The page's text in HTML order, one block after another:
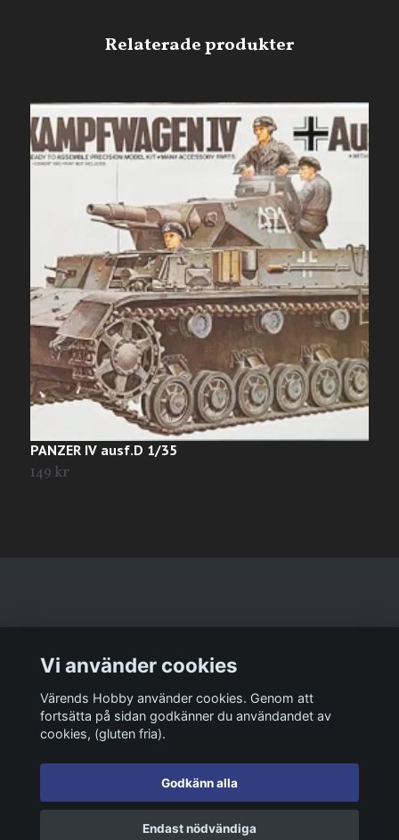
PANZER IV ausf.D 1/35
149 kr
Sociala medier
© 2026 Värends Hobby
Vi använder cookies
Värends Hobby använder cookies. Genom att
fortsätta på sidan godkänner du användandet av
cookies, (gluten fria).
Godkänn alla
Endast nödvändiga